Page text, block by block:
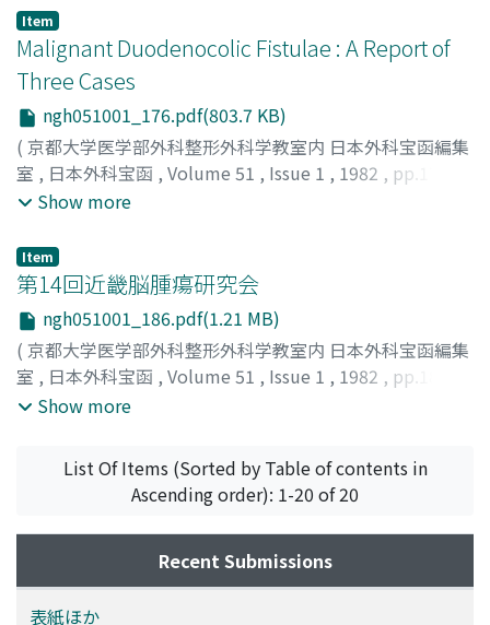
TAMURA, TOKIO
緒
Item
Malignant Duodenocolic Fistulae : A Report of
Three Cases
ngh051001_176.pdf(803.7 KB)
( 京都大学医学部外科整形外科学教室内 日本外科宝函編集
室 , 日本外科宝函 , Volume 51 , Issue 1 , 1982 , pp.176-
185)
KIKUCHI, SHUNJI
KENICHI;KATOH, HITOSHI;HENMI, KIMIO
新田, 直樹; 菊池, 俊二 ; 仁尾, 義則
仁司;辺見, 公雄仁
Show more
Item
第14回近畿脳腫瘍研究会
ngh051001_186.pdf(1.21 MB)
( 京都大学医学部外科整形外科学教室内 日本外科宝函編集
室 , 日本外科宝函 , Volume 51 , Issue 1 , 1982 , pp.186-
197)
Show more
List Of Items (Sorted by Table of contents in
Ascending order): 1-20 of 20
Recent Submissions
表紙ほか